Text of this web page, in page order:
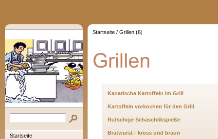
Startseite
Startseite / Grillen (6)
Kanarische Kartoffeln im Grill
Kartoffeln vorkochen für den Grill
Rutschige Schaschlikspieße
Bratwurst - kross und braun